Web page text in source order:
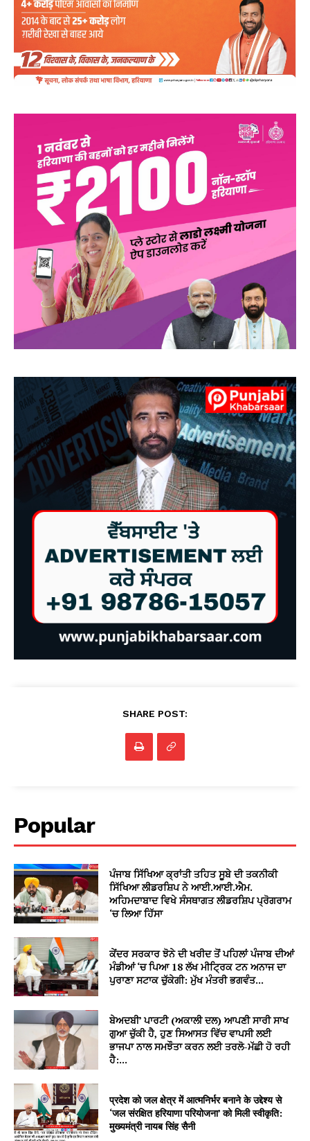
SHARE POST:
Popular
ਪੰਜਾਬ ਸਿੱਖਿਆ ਕ੍ਰਾਂਤੀ ਤਹਿਤ ਸੂਬੇ ਦੀ ਤਕਨੀਕੀ
ਸਿੱਖਿਆ ਲੀਡਰਸ਼ਿਪ ਨੇ ਆਈ.ਆਈ.ਐਮ.
ਅਹਿਮਦਾਬਾਦ ਵਿਖੇ ਸੰਸਥਾਗਤ ਲੀਡਰਸ਼ਿਪ ਪ੍ਰੋਗਰਾਮ
‘ਚ ਲਿਆ ਹਿੱਸਾ
ਕੇਂਦਰ ਸਰਕਾਰ ਝੋਨੇ ਦੀ ਖਰੀਦ ਤੋਂ ਪਹਿਲਾਂ ਪੰਜਾਬ ਦੀਆਂ
ਮੰਡੀਆਂ ‘ਚ ਪਿਆ 18 ਲੱਖ ਮੀਟ੍ਰਿਕ ਟਨ ਅਨਾਜ ਦਾ
ਪੁਰਾਣਾ ਸਟਾਕ ਚੁੱਕੇਗੀ: ਮੁੱਖ ਮੰਤਰੀ ਭਗਵੰਤ...
ਬੇਅਦਬੀ’ ਪਾਰਟੀ (ਅਕਾਲੀ ਦਲ) ਆਪਣੀ ਸਾਰੀ ਸਾਖ
ਗੁਆ ਚੁੱਕੀ ਹੈ, ਹੁਣ ਸਿਆਸਤ ਵਿੱਚ ਵਾਪਸੀ ਲਈ
ਭਾਜਪਾ ਨਾਲ ਸਮਝੌਤਾ ਕਰਨ ਲਈ ਤਰਲੋ-ਮੱਛੀ ਹੋ ਰਹੀ
ਹੈ:...
प्रदेश को जल क्षेत्र में आत्मनिर्भर बनाने के उद्देश्य से
‘जल संरक्षित हरियाणा परियोजना’ को मिली स्वीकृति:
मुख्यमंत्री नायब सिंह सैनी